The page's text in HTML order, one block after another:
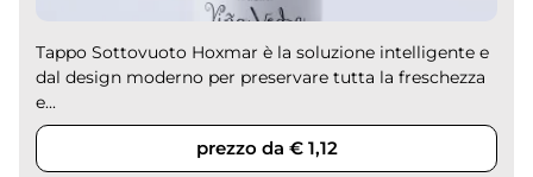
Tappo Sottovuoto Hoxmar è la soluzione intelligente e
dal design moderno per preservare tutta la freschezza
e...
prezzo da € 1,12